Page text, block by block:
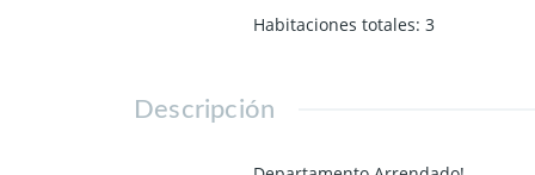
Habitaciones totales: 3
Descripción